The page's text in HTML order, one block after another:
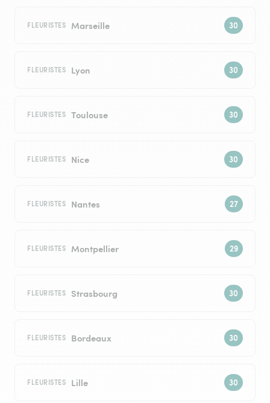
FLEURISTES Marseille
FLEURISTES Lyon
FLEURISTES Toulouse
FLEURISTES Nice
FLEURISTES Nantes
FLEURISTES Montpellier
FLEURISTES Strasbourg
FLEURISTES Bordeaux
FLEURISTES Lille